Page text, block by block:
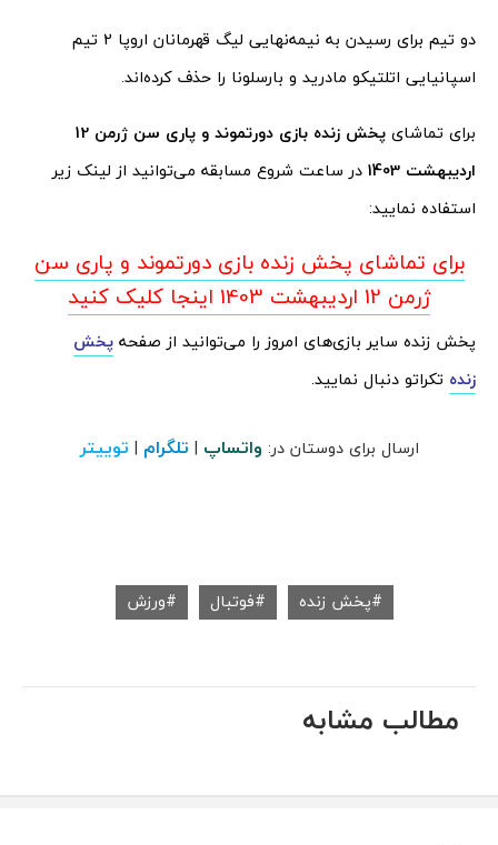
دو تیم برای رسیدن به نیمه‌نهایی لیگ قهرمانان اروپا 2 تیم
اسپانیایی اتلتیکو مادرید و بارسلونا را حذف کرده‌اند.
برای تماشای
پخش زنده بازی دورتموند و پاری سن ژرمن 12
اردیبهشت 1403
در ساعت شروع مسابقه می‌توانید از لینک‌‌‌‌ زیر
استفاده نمایید:
برای تماشای پخش زنده بازی دورتموند و پاری سن
ژرمن 12 اردیبهشت 1403
اینجا کلیک کنید
پخش زنده سایر بازی‌های امروز را می‌توانید از صفحه پخش
زنده تکراتو دنبال نمایید.
ارسال برای دوستان در: واتساپ | تلگرام | توییتر
پخش زنده فوتبال ورزش
مطالب مشابه